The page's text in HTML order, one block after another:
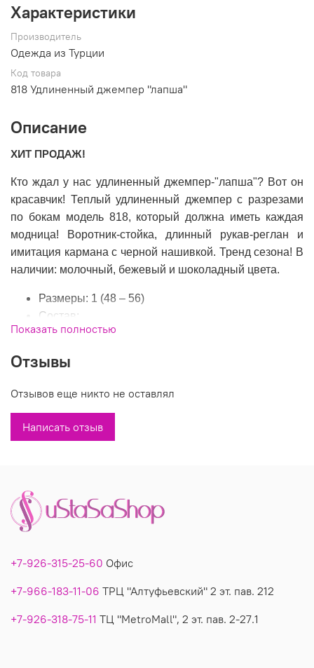
Характеристики
Производитель
Одежда из Турции
Код товара
818 Удлиненный джемпер "лапша"
Описание
ХИТ ПРОДАЖ!
Кто ждал у нас удлиненный джемпер-"лапша"? Вот он
красавчик! Теплый удлиненный джемпер с разрезами
по бокам модель 818, который должна иметь каждая
модница! Воротник-стойка, длинный рукав-реглан и
имитация кармана с черной нашивкой. Тренд сезона! В
наличии: молочный, бежевый и шоколадный цвета.
Размеры: 1 (48 – 56)
Состав:
30%вискоза,30%полиамид,20%модал,20%
Производитель: Турция
Вы можете купить недорого удлиненный джемпер-"лапша"
модель 818 в магазинах У Стаса. Модель 818: описание,
фото, состав, производитель.
Показать полностью
Отзывы
Отзывов еще никто не оставлял
Написать отзыв
+7-926-315-25-60 Офис
+7-966-183-11-06 ТРЦ "Алтуфьевский" 2 эт. пав. 212
+7-926-318-75-11 ТЦ "MetroMall", 2 эт. пав. 2-27.1